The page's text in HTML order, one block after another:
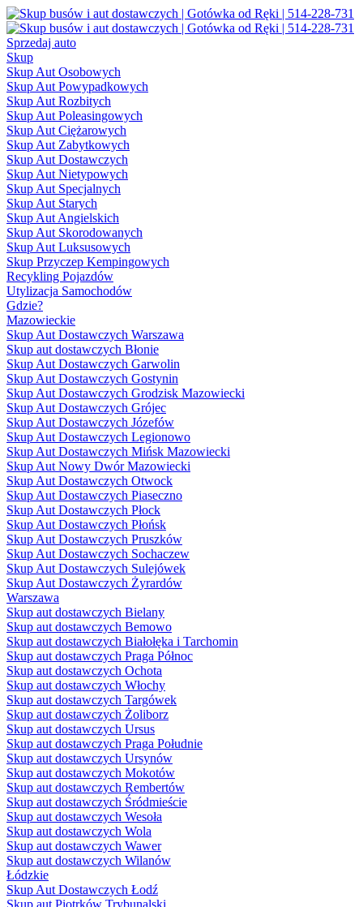
Sprzedaj auto
Skup
Skup Aut Osobowych
Skup Aut Powypadkowych
Skup Aut Rozbitych
Skup Aut Poleasingowych
Skup Aut Ciężarowych
Skup Aut Zabytkowych
Skup Aut Dostawczych
Skup Aut Nietypowych
Skup Aut Specjalnych
Skup Aut Starych
Skup Aut Angielskich
Skup Aut Skorodowanych
Skup Aut Luksusowych
Skup Przyczep Kempingowych
Recykling Pojazdów
Utylizacja Samochodów
Gdzie?
Mazowieckie
Skup Aut Dostawczych Warszawa
Skup aut dostawczych Błonie
Skup Aut Dostawczych Garwolin
Skup Aut Dostawczych Gostynin
Skup Aut Dostawczych Grodzisk Mazowiecki
Skup Aut Dostawczych Grójec
Skup Aut Dostawczych Józefów
Skup Aut Dostawczych Legionowo
Skup Aut Dostawczych Mińsk Mazowiecki
Skup Aut Nowy Dwór Mazowiecki
Skup Aut Dostawczych Otwock
Skup Aut Dostawczych Piaseczno
Skup Aut Dostawczych Płock
Skup Aut Dostawczych Płońsk
Skup Aut Dostawczych Pruszków
Skup Aut Dostawczych Sochaczew
Skup Aut Dostawczych Sulejówek
Skup Aut Dostawczych Żyrardów
Warszawa
Skup aut dostawczych Bielany
Skup aut dostawczych Bemowo
Skup aut dostawczych Białołęka i Tarchomin
Skup aut dostawczych Praga Północ
Skup aut dostawczych Ochota
Skup aut dostawczych Włochy
Skup aut dostawczych Targówek
Skup aut dostawczych Żoliborz
Skup aut dostawczych Ursus
Skup aut dostawczych Praga Południe
Skup aut dostawczych Ursynów
Skup aut dostawczych Mokotów
Skup aut dostawczych Rembertów
Skup aut dostawczych Śródmieście
Skup aut dostawczych Wesoła
Skup aut dostawczych Wola
Skup aut dostawczych Wawer
Skup aut dostawczych Wilanów
Łódzkie
Skup Aut Dostawczych Łodź
Skup aut Piotrków Trybunalski